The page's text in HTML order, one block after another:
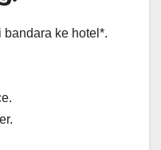
bandara ke hotel*.